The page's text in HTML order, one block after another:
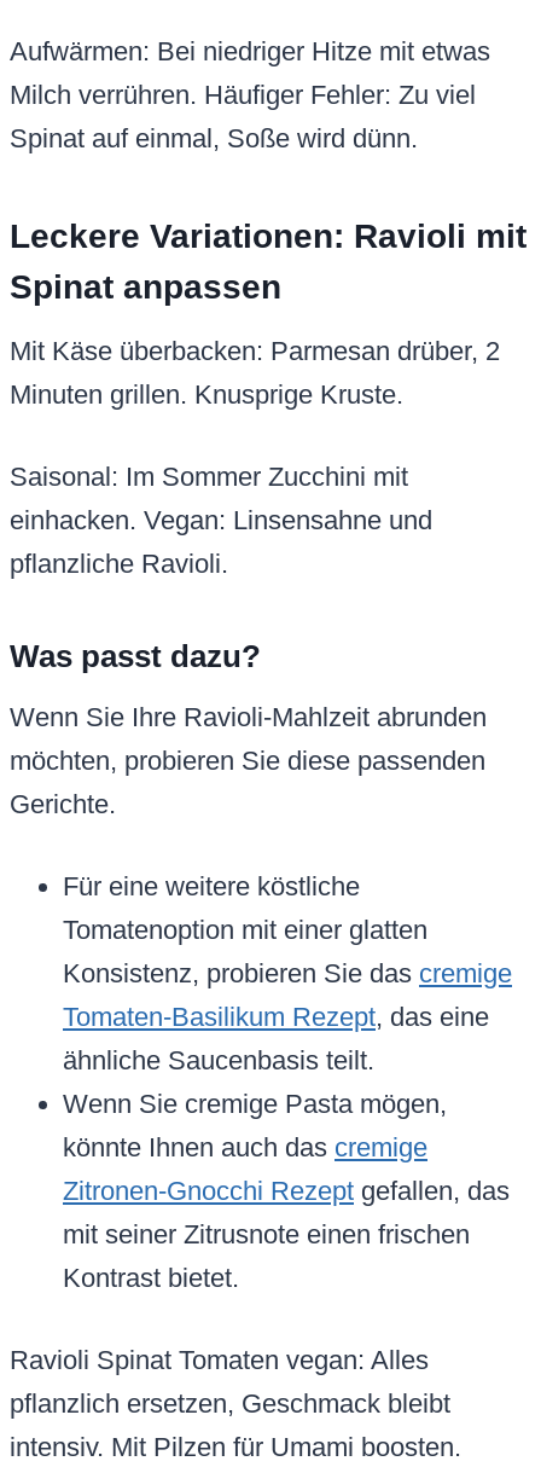
Aufwärmen: Bei niedriger Hitze mit etwas
Milch verrühren. Häufiger Fehler: Zu viel
Spinat auf einmal, Soße wird dünn.
Leckere Variationen: Ravioli mit
Spinat anpassen
Mit Käse überbacken: Parmesan drüber, 2
Minuten grillen. Knusprige Kruste.
Saisonal: Im Sommer Zucchini mit
einhacken. Vegan: Linsensahne und
pflanzliche Ravioli.
Was passt dazu?
Wenn Sie Ihre Ravioli-Mahlzeit abrunden
möchten, probieren Sie diese passenden
Gerichte.
Für eine weitere köstliche
Tomatenoption mit einer glatten
Konsistenz, probieren Sie das cremige
Tomaten-Basilikum Rezept, das eine
ähnliche Saucenbasis teilt.
Wenn Sie cremige Pasta mögen,
könnte Ihnen auch das cremige
Zitronen-Gnocchi Rezept gefallen, das
mit seiner Zitrusnote einen frischen
Kontrast bietet.
Ravioli Spinat Tomaten vegan: Alles
pflanzlich ersetzen, Geschmack bleibt
intensiv. Mit Pilzen für Umami boosten.